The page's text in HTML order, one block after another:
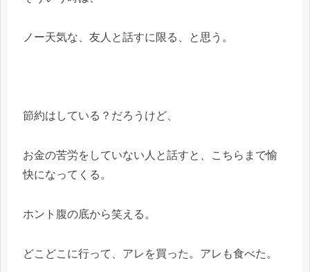
ノー天気な、友人と話すに限る、と思う。
節約はしている？だろうけど、
お金の苦労をしていない人と話すと、こちらまで愉
快になってくる。
ホント腹の底から笑える。
どこどこに行って、アレを買った。アレも食べた。